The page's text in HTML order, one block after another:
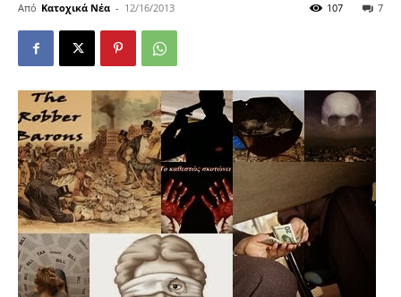
Από Κατοχικά Νέα - 12/16/2013 7
107